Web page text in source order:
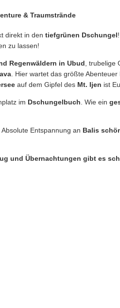
& Traumstrände
direkt in den tiefgrünen Dschungel!
zu lassen!
Regenwäldern in Ubud ,
. Hier wartet das größte
auf dem Gipfel des Mt. Ijen ist
im Dschungelbuch . Wie ein
Entspannung an Balis
und Übernachtungen gibt es